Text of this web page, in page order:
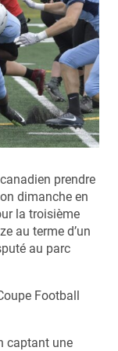
prendre
dimanche en
la troisième
au terme d’un
au parc
Football
captant une